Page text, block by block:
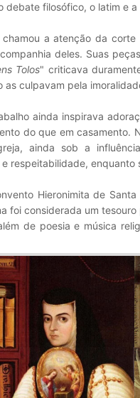
debate filosófico, o latim e a
a atenção da
deles. Suas
Tolos" criticava
as culpavam pela
ainda inspirava
do que em
ainda sob a
respeitabilidade, enquanto
Hieronimita de
foi considerada um
de poesia e música